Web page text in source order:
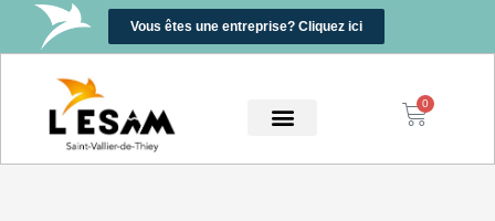
Vous êtes une entreprise? Cliquez ici
0